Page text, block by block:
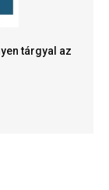
tárgyal az